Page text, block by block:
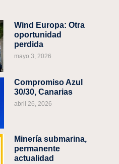
Wind Europa: Otra
oportunidad
perdida
mayo 3, 2026
Compromiso Azul
30/30, Canarias
abril 26, 2026
Minería submarina,
permanente
actualidad